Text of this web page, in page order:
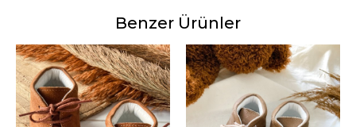
Benzer Ürünler